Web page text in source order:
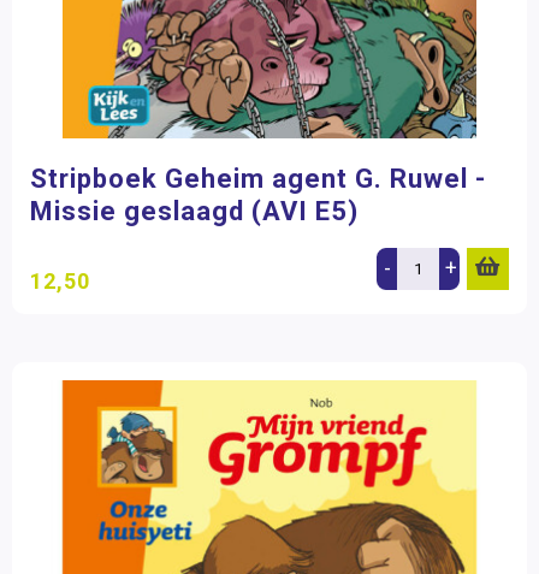
Stripboek Geheim agent G. Ruwel -
Missie geslaagd (AVI E5)
12,50 - +